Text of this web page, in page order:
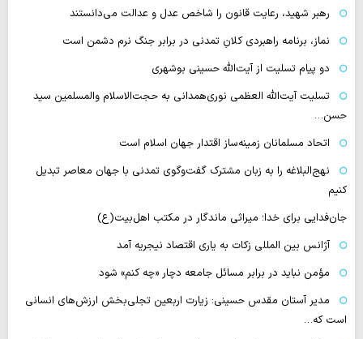
رهبر شهید، رعایت قانون را شاخص عدل و عدالت می‌دانستند
نماز، برنامه راهبردی کلانِ تمدنی در برابر جنگ نرم دشمن است
دو پیام تسلیت از آیت‌الله حسینی بوشهری
تسلیت آیت‌الله العظمی نوری‌همدانی به حجت‌الاسلام والمسلمین سید
حسن…
اتحاد مسلمانان زمینه‌ساز اقتدار جهان اسلام است
نهج‌البلاغه را به زبان مشترک گفت‌وگوی تمدنی با جهان معاصر تبدیل
کنیم
جان‌فدایی برای خدا؛ میراثی ماندگار در مکتب اهل‌بیت(ع)
آژانس بین المللی زکات به یاری اقتصاد نیجریه آمد
مؤمن نباید در برابر مسائل جامعه دچار «چه کنم» شود
مدیر آستان مقدس حسینی: زیارت اربعین تجلی‌بخش ارزش‌های انسانی
است که…